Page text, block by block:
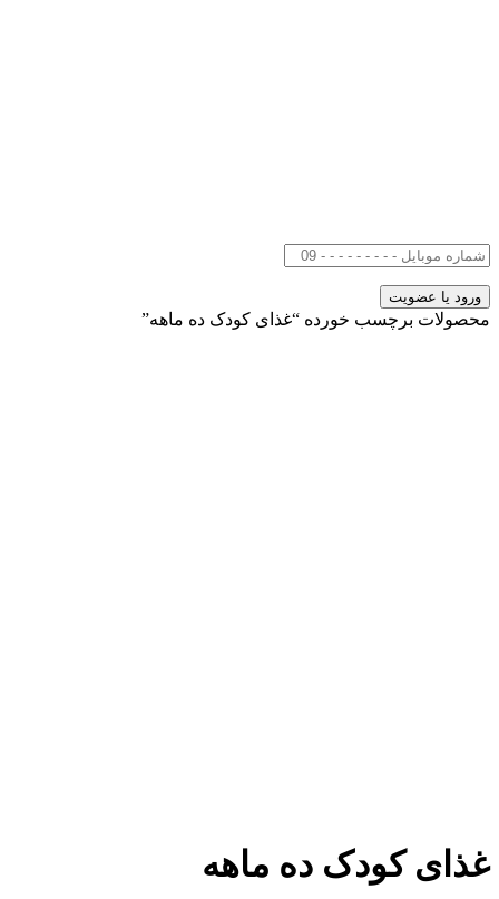
محصولات برچسب خورده “غذای کودک ده ماهه”
غذای کودک ده ماهه